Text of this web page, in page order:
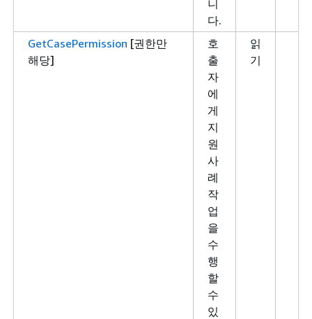
니
다.
GetCasePermission [권한만
해당]
호
출
자
에
게
지
원
사
례
작
업
을
수
행
할
수
있
읽
기